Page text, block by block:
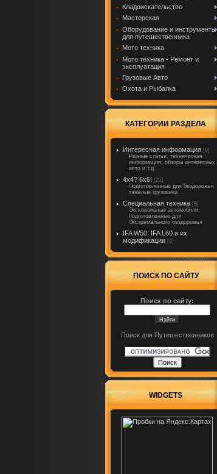
Кладоискательство
Мастерская
Оборудование и инструменты
для путешественника
Мото техника
Мото техника - Ремонт и
эксплуатация
Грузовые Авто
Охота и Рыбалка
КАТЕГОРИИ РАЗДЕЛА
Интересная информация [9]
Разные статьи, техническая
информация, обзоры интересных
авто и т.д.
4x4? 6x6! [21]
Подготовленные для бездорожья
тяжелые грузовики.
Специальная техника [8]
Эксклюзивные автомобили,
подготовленные для
Экстремального бездорожья
IFA W50, IFA L60 и их
модификации [6]
ПОИСК ПО САЙТУ
Поиск по сайту:
Поиск для Путешественников
WIDGETS